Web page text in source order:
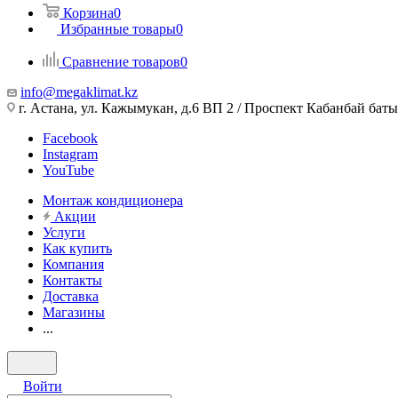
Корзина0
Избранные товары0
Сравнение товаров0
info@megaklimat.kz
г. Астана, ул. Кажымукан, д.6 ВП 2 / Проспект Кабанбай
Facebook
Instagram
YouTube
Монтаж кондиционера
Акции
Услуги
Как купить
Компания
Контакты
Доставка
Магазины
...
Войти